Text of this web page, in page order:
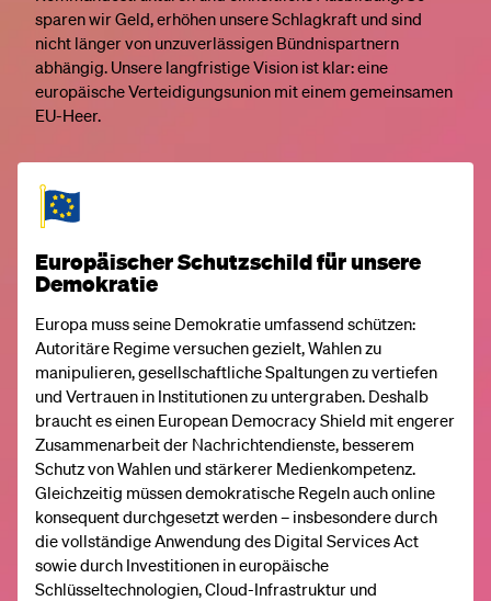
sparen wir Geld, erhöhen unsere Schlagkraft und sind
nicht länger von unzuverlässigen Bündnispartnern
abhängig. Unsere langfristige Vision ist klar: eine
europäische Verteidigungsunion mit einem gemeinsamen
EU-Heer.
Europäischer Schutzschild für unsere
Demokratie
Europa muss seine Demokratie umfassend schützen:
Autoritäre Regime versuchen gezielt, Wahlen zu
manipulieren, gesellschaftliche Spaltungen zu vertiefen
und Vertrauen in Institutionen zu untergraben. Deshalb
braucht es einen European Democracy Shield mit engerer
Zusammenarbeit der Nachrichtendienste, besserem
Schutz von Wahlen und stärkerer Medienkompetenz.
Gleichzeitig müssen demokratische Regeln auch online
konsequent durchgesetzt werden – insbesondere durch
die vollständige Anwendung des Digital Services Act
sowie durch Investitionen in europäische
Schlüsseltechnologien, Cloud-Infrastruktur und